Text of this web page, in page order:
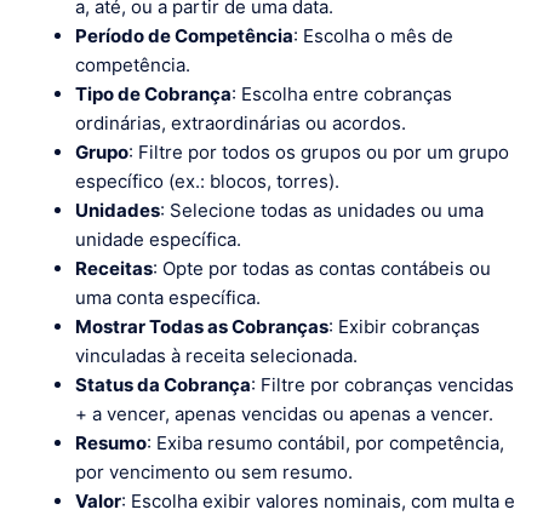
a, até, ou a partir de uma data.
Período de Competência: Escolha o mês de
competência.
Tipo de Cobrança: Escolha entre cobranças
ordinárias, extraordinárias ou acordos.
Grupo: Filtre por todos os grupos ou por um grupo
específico (ex.: blocos, torres).
Unidades: Selecione todas as unidades ou uma
unidade específica.
Receitas: Opte por todas as contas contábeis ou
uma conta específica.
Mostrar Todas as Cobranças: Exibir cobranças
vinculadas à receita selecionada.
Status da Cobrança: Filtre por cobranças vencidas
+ a vencer, apenas vencidas ou apenas a vencer.
Resumo: Exiba resumo contábil, por competência,
por vencimento ou sem resumo.
Valor: Escolha exibir valores nominais, com multa e